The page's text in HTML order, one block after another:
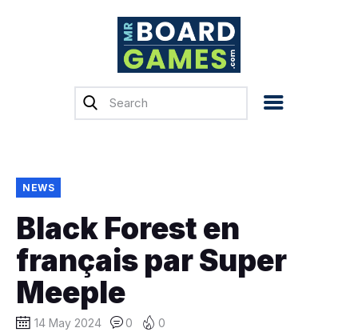
Home
Top, Tips & Buying
Guides
Crowdfunding
English
NEWS
Black Forest en
français par Super
Meeple
14 May 2024 0 0